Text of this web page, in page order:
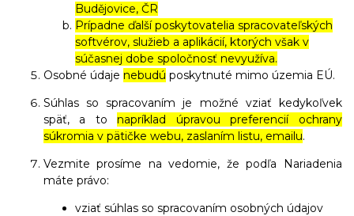
Budějovice, ČR
Prípadne ďalší poskytovatelia spracovateľských
softvérov, služieb a aplikácií, ktorých však v
súčasnej dobe spoločnosť nevyužíva.
Osobné údaje nebudú poskytnuté mimo územia EÚ.
Súhlas so spracovaním je možné vziať kedykoľvek
späť, a tonapríklad úpravou preferencií ochrany
súkromia v pätičke webu, zaslaním listu, emailu.
Vezmite prosíme na vedomie, že podľa Nariadenia
máte právo:
vziať súhlas so spracovaním osobných údajov